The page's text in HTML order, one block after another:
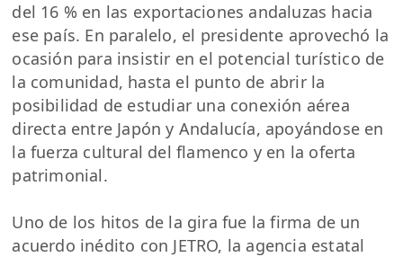
del 16 % en las exportaciones andaluzas hacia
ese país. En paralelo, el presidente aprovechó la
ocasión para insistir en el potencial turístico de
la comunidad, hasta el punto de abrir la
posibilidad de estudiar una conexión aérea
directa entre Japón y Andalucía, apoyándose en
la fuerza cultural del flamenco y en la oferta
patrimonial.
Uno de los hitos de la gira fue la firma de un
acuerdo inédito con JETRO, la agencia estatal